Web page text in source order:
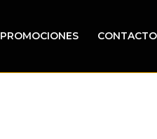
PROMOCIONES CONTACTO